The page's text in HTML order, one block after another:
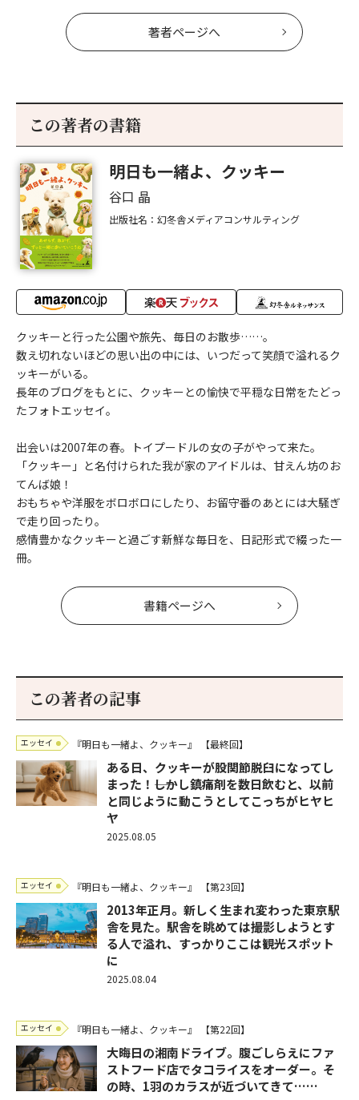
著者ページへ
この著者の書籍
明日も一緒よ、クッキー
谷口 晶
出版社名：幻冬舎メディアコンサルティング
クッキーと行った公園や旅先、毎日のお散歩……。
数え切れないほどの思い出の中には、いつだって笑顔で溢れるク
ッキーがいる。
長年のブログをもとに、クッキーとの愉快で平穏な日常をたどっ
たフォトエッセイ。
出会いは2007年の春。トイプードルの女の子がやって来た。
「クッキー」と名付けられた我が家のアイドルは、甘えん坊のお
てんば娘！
おもちゃや洋服をボロボロにしたり、お留守番のあとには大騒ぎ
で走り回ったり。
感情豊かなクッキーと過ごす新鮮な毎日を、日記形式で綴った一
冊。
書籍ページへ
この著者の記事
エッセイ 『明日も一緒よ、クッキー』 【最終回】
ある日、クッキーが股関節脱臼になってし
まった！――しかし鎮痛剤を数日飲むと、以前
と同じように動こうとしてこっちがヒヤヒ
ヤ
2025.08.05
エッセイ 『明日も一緒よ、クッキー』 【第23回】
2013年正月。新しく生まれ変わった東京駅
舎を見た。駅舎を眺めては撮影しようとす
る人で溢れ、すっかりここは観光スポット
に
2025.08.04
エッセイ 『明日も一緒よ、クッキー』 【第22回】
大晦日の湘南ドライブ。腹ごしらえにファ
ストフード店でタコライスをオーダー。そ
の時、1羽のカラスが近づいてきて……